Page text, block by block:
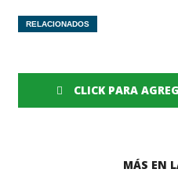
RELACIONADOS
CLICK PARA
MÁS EN